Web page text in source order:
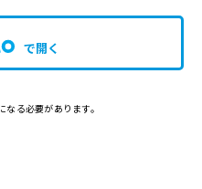
で開く
る必要があります。